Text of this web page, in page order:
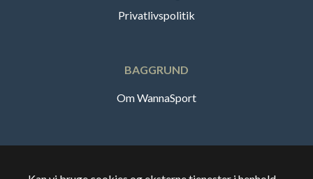
Privatlivspolitik
BAGGRUND
Om WannaSport